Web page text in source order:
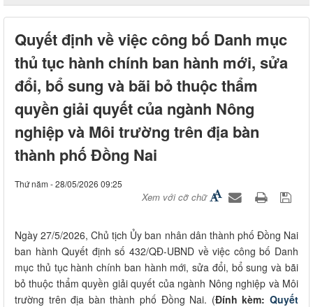
Quyết định về việc công bố Danh mục
thủ tục hành chính ban hành mới, sửa
đổi, bổ sung và bãi bỏ thuộc thẩm
quyền giải quyết của ngành Nông
nghiệp và Môi trường trên địa bàn
thành phố Đồng Nai
Thứ năm - 28/05/2026 09:25
Xem với cỡ chữ
Ngày 27/5/2026, Chủ tịch Ủy ban nhân dân thành phố Đồng Nai
ban hành Quyết định số 432/QĐ-UBND về việc công bố Danh
mục thủ tục hành chính ban hành mới, sửa đổi, bổ sung và bãi
bỏ thuộc thẩm quyền giải quyết của ngành Nông nghiệp và Môi
trường trên địa bàn thành phố Đồng Nai. (Đính kèm:Quyết